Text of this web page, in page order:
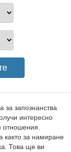
за запознанства
интересно
отношения.
както за намиране
Това ще ви